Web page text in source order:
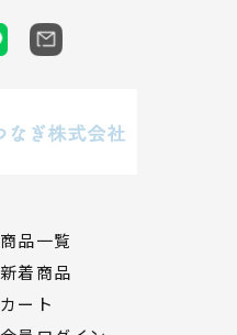
商品一覧
新着商品
カート